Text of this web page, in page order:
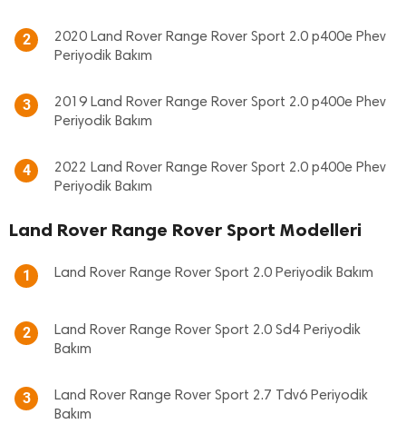
2
2020 Land Rover Range Rover Sport 2.0 p400e Phev
Periyodik Bakım
3
2019 Land Rover Range Rover Sport 2.0 p400e Phev
Periyodik Bakım
4
2022 Land Rover Range Rover Sport 2.0 p400e Phev
Periyodik Bakım
Land Rover Range Rover Sport Modelleri
1 Land Rover Range Rover Sport 2.0 Periyodik Bakım
2
Land Rover Range Rover Sport 2.0 Sd4 Periyodik
Bakım
3
Land Rover Range Rover Sport 2.7 Tdv6 Periyodik
Bakım